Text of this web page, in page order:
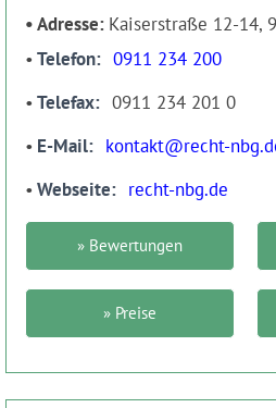
Adresse: Kaiserstraße 12-14,
Telefon
0911 234 200
Telefax
0911 234 201 0
E-Mail
kontakt@recht-
Webseite
recht-nbg.de
» Bewertungen
» Preise